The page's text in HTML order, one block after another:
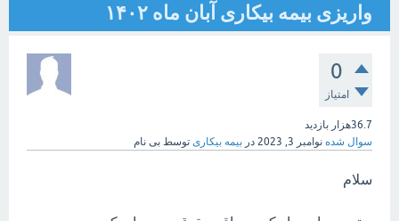
واریزی بیمه بیکاری آبان ماه ۱۴۰۲
0
امتیاز
36.7هزار
بازدید
سوال شده نوامبر 3, 2023 در بیمه بیکاری توسط بی نام
سلام